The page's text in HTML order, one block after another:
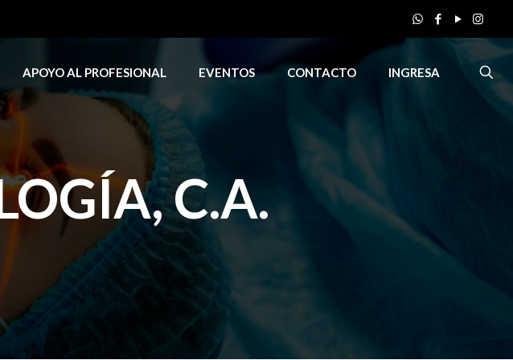
APOYO AL PROFESIONAL EVENTOS CONTACTO INGRESA
C.A.